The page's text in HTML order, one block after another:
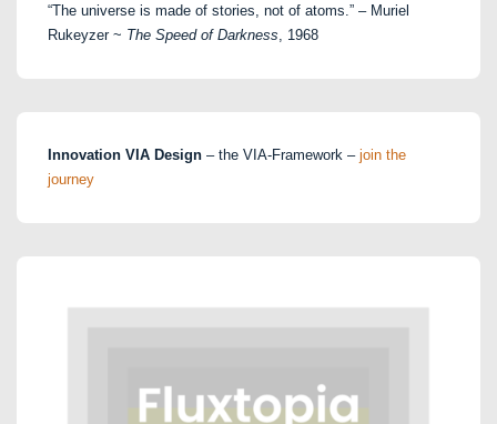
“The universe is made of stories, not of atoms.” – Muriel
Rukeyzer ~ The Speed of Darkness , 1968
Innovation VIA Design – the VIA-Framework – join the
journey